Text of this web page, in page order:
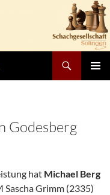
Godesberg
hat Michael Berg
Sascha Grimm (2335)